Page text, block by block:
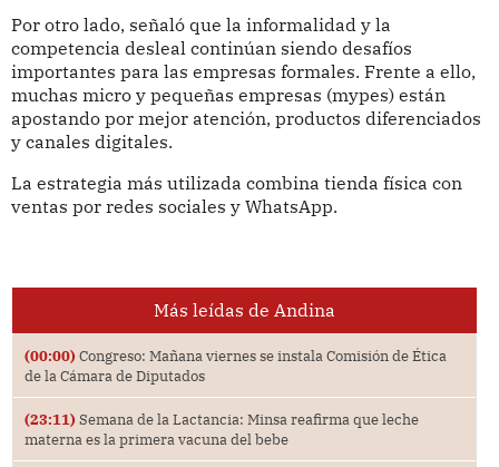
Por otro lado, señaló que la informalidad y la
competencia desleal continúan siendo desafíos
importantes para las empresas formales. Frente a ello,
muchas micro y pequeñas empresas (mypes) están
apostando por mejor atención, productos diferenciados
y canales digitales.
La estrategia más utilizada combina tienda física con
ventas por redes sociales y WhatsApp.
Más leídas de Andina
(00:00) Congreso: Mañana viernes se instala Comisión de Ética
de la Cámara de Diputados
(23:11) Semana de la Lactancia: Minsa reafirma que leche
materna es la primera vacuna del bebe